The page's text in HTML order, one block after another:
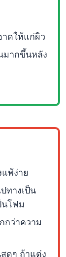
ดให้แก่ผิว
มากขึ้นหลัง
พ้ง่าย
ทางเป็น
นโฟม
กว่าความ
ดๆ ถ้าแต่ง